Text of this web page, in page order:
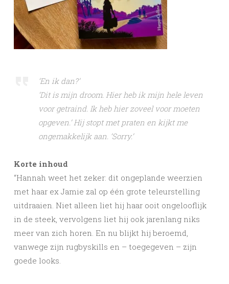
‘En ik dan?’
‘Dit is mijn droom. Hier heb ik mijn hele leven
voor getraind. Ik heb hier zoveel voor moeten
opgeven.’ Hij stopt met praten en kijkt me
ongemakkelijk aan. ‘Sorry.’
Korte inhoud
“Hannah weet het zeker: dit ongeplande weerzien
met haar ex Jamie zal op één grote teleurstelling
uitdraaien. Niet alleen liet hij haar ooit ongelooflijk
in de steek, vervolgens liet hij ook jarenlang niks
meer van zich horen. En nu blijkt hij beroemd,
vanwege zijn rugbyskills en – toegegeven – zijn
goede looks.